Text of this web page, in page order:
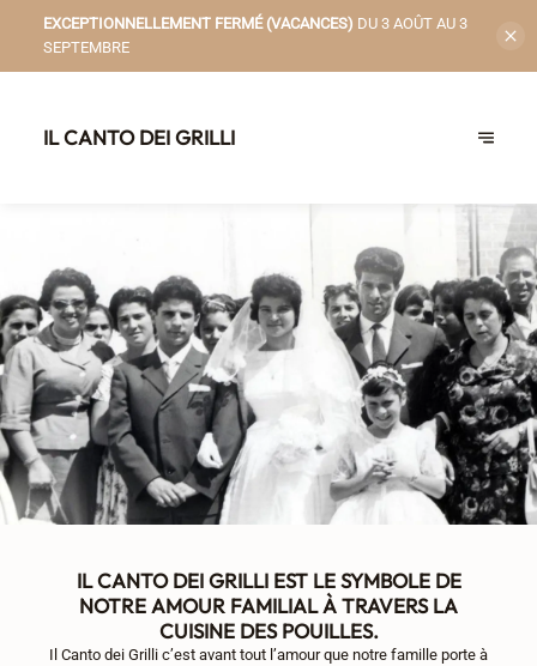
EXCEPTIONNELLEMENT FERMÉ (VACANCES) DU 3 AOÛT AU 3
SEPTEMBRE
IL CANTO DEI GRILLI
IL CANTO DEI GRILLI EST LE SYMBOLE DE
NOTRE AMOUR FAMILIAL À TRAVERS LA
CUISINE DES POUILLES.
Il Canto dei Grilli c’est avant tout l’amour que notre famille porte à